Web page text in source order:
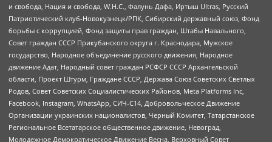
и свобода, Нация и свобода, W.H.С., Фалунь Дафа, Иртыш Ultras, Русский
Патриотический клуб-Новокузнецк/РПК, Сибирский державный союз, Фонд
борьбы с коррупцией, Фонд защиты прав граждан, Штабы Навального,
Совет граждан СССР Прикубанского округа г. Краснодара, Мужское
государство, Народное объединение русского движения, Народное
движение Адат, Народный совет граждан РСФСР СССР Архангельской
области, Проект Штурм, Граждане СССР, Держава Союз Советских Светлых
Родов, Совет Советских Социалистических Районов, Meta Platforms Inc,
Facebook, Instagram, WhatsApp, СИЧ-С14, Добровольческое Движение
Организации украинских националистов, Черный Комитет, Татарстанское
Региональное Всетатарское общественное движение, Невоград,
Молодежное Демократическое Движение Весна, Верховный Совет